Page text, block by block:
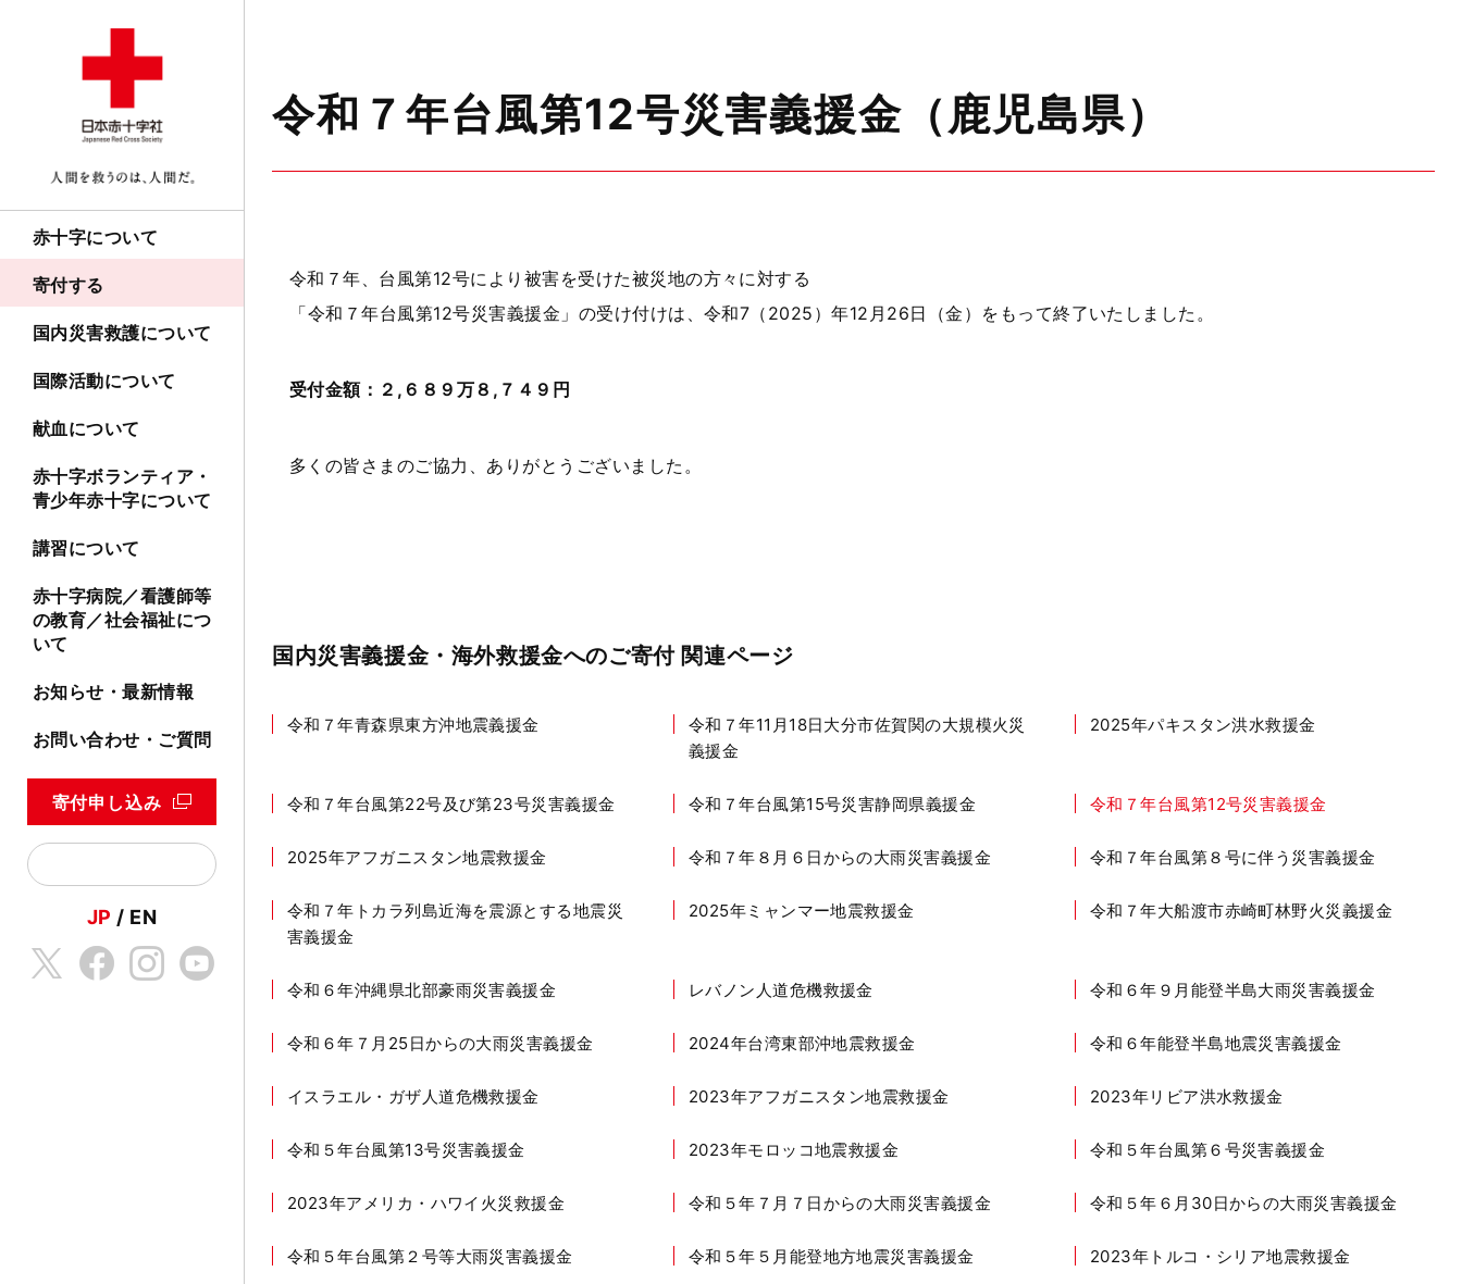
赤十字について
寄付する
国内災害救護について
国際活動について
献血について
赤十字ボランティア・
青少年赤十字について
講習について
赤十字病院／看護師等
の教育／社会福祉につ
いて
お知らせ・最新情報
お問い合わせ・ご質問
寄付申し込み
JP EN
令和７年台風第12号災害義援金（鹿児島県）
令和７年、台風第12号により 被害を受けた被災地の方々に対する
「令和７年台風第12号災害義援金」 の受け付けは、令和7（2025）年12月26日（金）をもって終了いたしました。
受付金額：２,６８９万８,７４９ 円
多くの皆さまのご協力、ありがとうございました。
国内災害義援金・海外救援金へのご寄付 関連ページ
令和７年青森県東方沖地震義援金
令和７年11月18日大分市佐賀関の大規模火災
義援金
2025年パキスタン洪水救援金
令和７年台風第22号及び第23号災害義援金 令和７年台風第15号災害静岡県義援金 令和７年台風第12号災害義援金
2025年アフガニスタン地震救援金 令和７年８月６日からの大雨災害義援金 令和７年台風第８号に伴う災害義援金
令和７年トカラ列島近海を震源とする地震災
害義援金
2025年ミャンマー地震救援金 令和７年大船渡市赤崎町林野火災義援金
令和６年沖縄県北部豪雨災害義援金 レバノン人道危機救援金 令和６年９月能登半島大雨災害義援金
令和６年７月25日からの大雨災害義援金 2024年台湾東部沖地震救援金 令和６年能登半島地震災害義援金
イスラエル・ガザ人道危機救援金 2023年アフガニスタン地震救援金 2023年リビア洪水救援金
令和５年台風第13号災害義援金 2023年モロッコ地震救援金 令和５年台風第６号災害義援金
2023年アメリカ・ハワイ火災救援金 令和５年７月７日からの大雨災害義援金 令和５年６月30日からの大雨災害義援金
令和５年台風第２号等大雨災害義援金 令和５年５月能登地方地震災害義援金 2023年トルコ・シリア地震救援金